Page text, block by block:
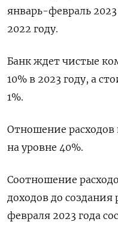
январь-февраль
2022 году.
Банк ждет чистые
10% в 2023 году, а
1%.
Отношение расходов
на уровне 40%.
Соотношение
доходов до
февраля 2023 года